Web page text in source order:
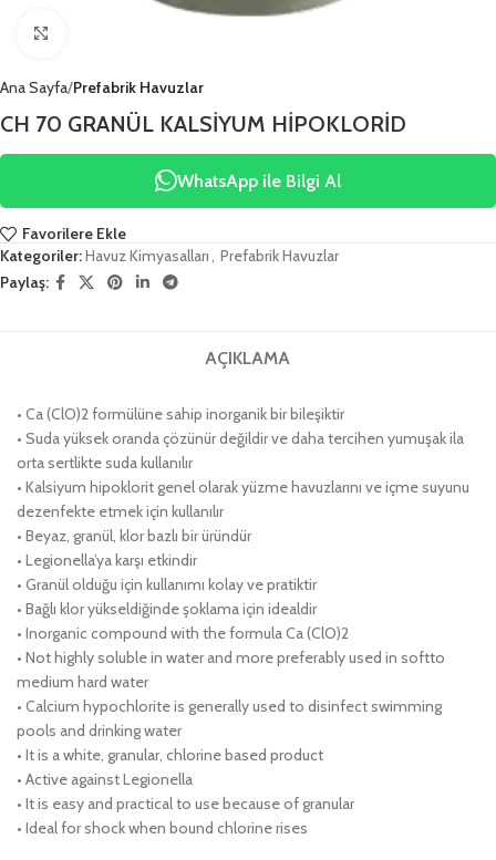
Ana Sayfa Prefabrik Havuzlar
CH 70 GRANÜL KALSİYUM HİPOKLORİD
WhatsApp ile Bilgi Al
Favorilere Ekle
Kategoriler:Havuz Kimyasalları, Prefabrik Havuzlar
Paylaş:
AÇIKLAMA
• Ca (ClO)2 formülüne sahip inorganik bir bileşiktir
• Suda yüksek oranda çözünür değildir ve daha tercihen yumuşak ila
orta sertlikte suda kullanılır
• Kalsiyum hipoklorit genel olarak yüzme havuzlarını ve içme suyunu
dezenfekte etmek için kullanılır
• Beyaz, granül, klor bazlı bir üründür
• Legionella’ya karşı etkindir
• Granül olduğu için kullanımı kolay ve pratiktir
• Bağlı klor yükseldiğinde şoklama için idealdir
• Inorganic compound with the formula Ca (ClO)2
• Not highly soluble in water and more preferably used in softto
medium hard water
• Calcium hypochlorite is generally used to disinfect swimming
pools and drinking water
• It is a white, granular, chlorine based product
• Active against Legionella
• It is easy and practical to use because of granular
• Ideal for shock when bound chlorine rises